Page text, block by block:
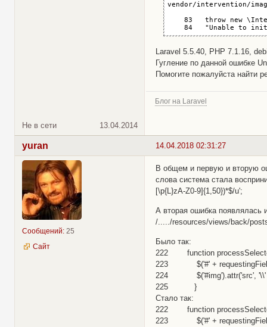
vendor/intervention/
83   throw new
84   "Unable to
Laravel 5.5.40, PHP 7.1.16,
Гугление по данной ошибке
Помогите пожалуйста найти
Блог на Laravel
Не в сети 13.04.2014
14.04.2018 02:31:27
yuran
Сообщений: 25
Сайт
В общем и первую и вторую
слова система стала
[\p{L}zA-Z0-9]{1,50})*$/u';
А вторая ошибка появлялась
/...../resources/views/back/
Было так:
222 function
223 $('#' +
224 $('#img').attr('src', '\\'
225 }
Стало так:
222 function
223 $('#' +